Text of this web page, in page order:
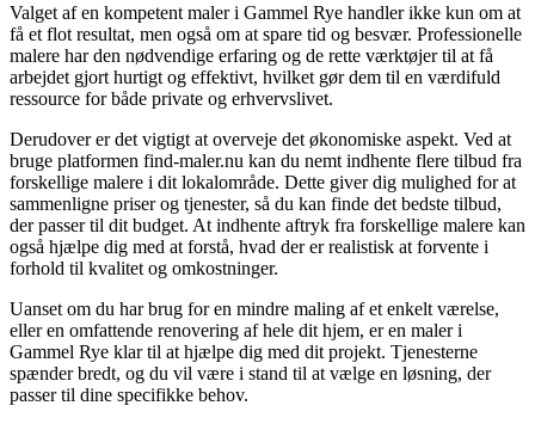
Valget af en kompetent maler i Gammel Rye handler ikke kun om at
få et flot resultat, men også om at spare tid og besvær. Professionelle
malere har den nødvendige erfaring og de rette værktøjer til at få
arbejdet gjort hurtigt og effektivt, hvilket gør dem til en værdifuld
ressource for både private og erhvervslivet.
Derudover er det vigtigt at overveje det økonomiske aspekt. Ved at
bruge platformen find-maler.nu kan du nemt indhente flere tilbud fra
forskellige malere i dit lokalområde. Dette giver dig mulighed for at
sammenligne priser og tjenester, så du kan finde det bedste tilbud,
der passer til dit budget. At indhente aftryk fra forskellige malere kan
også hjælpe dig med at forstå, hvad der er realistisk at forvente i
forhold til kvalitet og omkostninger.
Uanset om du har brug for en mindre maling af et enkelt værelse,
eller en omfattende renovering af hele dit hjem, er en maler i
Gammel Rye klar til at hjælpe dig med dit projekt. Tjenesterne
spænder bredt, og du vil være i stand til at vælge en løsning, der
passer til dine specifikke behov.